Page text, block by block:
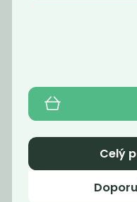
Prací gel
pomeranč
169Kč/ Kg
Celý